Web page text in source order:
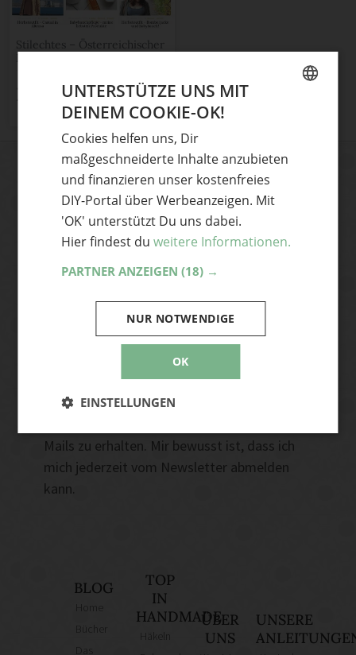
Stilechtes – Österreichischer
Teile mit Freunden
DIY-Ideen und News aus der
Handmade Szene
Dann abonniere unseren Newsletter und
aus der Handmade Szene frisch auf
deinen Desktop – ganz bequem per Mail.
Ja, ich akzeptiere die Handmade Kultur
Mails zu erhalten. Mir bewusst ist, dass ich
mich jederzeit vom Newsletter abmelden
kann.
Abonnieren
BLOG
TOP
IN
HANDMADEÜBER
UNS
UNSERE
UNTERSTÜTZE UNS MIT
DEINEM COOKIE-OK!
Cookies helfen uns, Dir
maßgeschneiderte Inhalte anzubieten
und finanzieren unser kostenfreies
DIY-Portal über Werbeanzeigen. Mit
'OK' unterstützt Du uns dabei.
Hier findest du weitere Informationen.
PARTNER ANZEIGEN (18) →
OK
NUR NOTWENDIGE
EINSTELLUNGEN